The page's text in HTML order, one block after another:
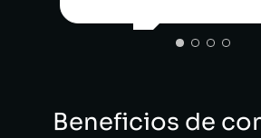
Beneficios de